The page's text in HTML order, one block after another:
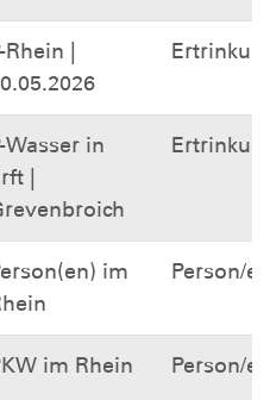
Rhein |
Wasser in
|
im
Person/
im Rhein Person/